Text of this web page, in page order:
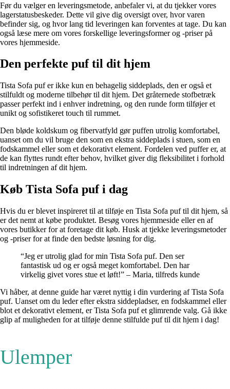
Før du vælger en leveringsmetode, anbefaler vi, at du tjekker vores
lagerstatusbeskeder. Dette vil give dig oversigt over, hvor varen
befinder sig, og hvor lang tid leveringen kan forventes at tage. Du kan
også læse mere om vores forskellige leveringsformer og -priser på
vores hjemmeside.
Den perfekte puf til dit hjem
Tista Sofa puf er ikke kun en behagelig siddeplads, den er også et
stilfuldt og moderne tilbehør til dit hjem. Det gråternede stofbetræk
passer perfekt ind i enhver indretning, og den runde form tilføjer et
unikt og sofistikeret touch til rummet.
Den bløde koldskum og fibervatfyld gør puffen utrolig komfortabel,
uanset om du vil bruge den som en ekstra siddeplads i stuen, som en
fodskammel eller som et dekorativt element. Fordelen ved puffer er, at
de kan flyttes rundt efter behov, hvilket giver dig fleksibilitet i forhold
til indretningen af dit hjem.
Køb Tista Sofa puf i dag
Hvis du er blevet inspireret til at tilføje en Tista Sofa puf til dit hjem, så
er det nemt at købe produktet. Besøg vores hjemmeside eller en af
vores butikker for at foretage dit køb. Husk at tjekke leveringsmetoder
og -priser for at finde den bedste løsning for dig.
“Jeg er utrolig glad for min Tista Sofa puf. Den ser
fantastisk ud og er også meget komfortabel. Den har
virkelig givet vores stue et løft!” – Maria, tilfreds kunde
Vi håber, at denne guide har været nyttig i din vurdering af Tista Sofa
puf. Uanset om du leder efter ekstra siddepladser, en fodskammel eller
blot et dekorativt element, er Tista Sofa puf et glimrende valg. Gå ikke
glip af muligheden for at tilføje denne stilfulde puf til dit hjem i dag!
Ulemper